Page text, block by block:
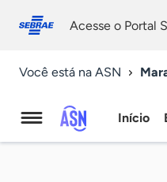
conosco
Acesse o Portal
Você está na ASN
Agência
Início